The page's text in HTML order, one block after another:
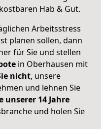
Hab & Gut.
Arbeitsstress
planen sollen, dann
für Sie und stellen
in Oberhausen mit
nicht, unsere
und lehnen Sie
unserer 14 Jahre
und holen Sie